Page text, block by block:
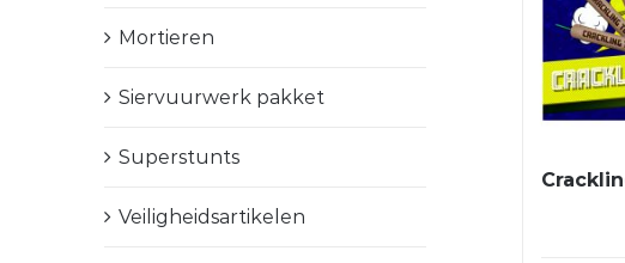
Mortieren
Siervuurwerk pakket
Superstunts
Veiligheidsartikelen